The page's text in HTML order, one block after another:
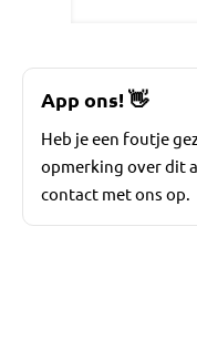
App ons!👋
Heb je een foutje
opmerking over dit
contact met ons op.